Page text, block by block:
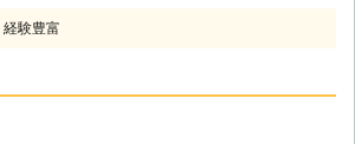
にご相談ください。
います。全国にスタッフがいるため、
経験豊富